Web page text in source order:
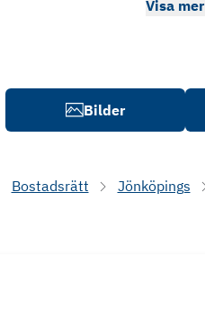
Visa mer
Bilder
Bostadsrätt Jönköpings